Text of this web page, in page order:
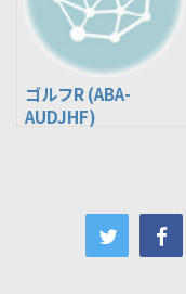
ゴルフR (ABA-
AUDJHF)